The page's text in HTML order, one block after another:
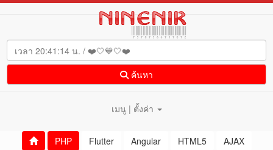
ค้นหา
เมนู | ตั้งค่า
PHP Flutter Angular HTML5
AJAX